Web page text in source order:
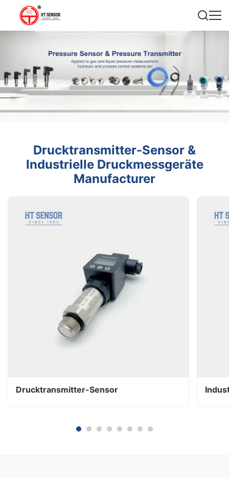
Drucktransmitter-Sensor &
Industrielle Druckmessgeräte
Manufacturer
Drucktransmitter-Sensor